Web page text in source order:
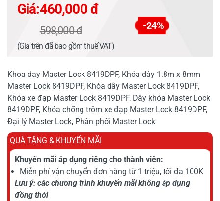
Giá:460,000 đ
598,000 đ -24%
(Giá trên đã bao gồm thuế VAT)
Khoa day Master Lock 8419DPF, Khóa dây 1.8m x 8mm
Master Lock 8419DPF, Khóa dây Master Lock 8419DPF,
Khóa xe đạp Master Lock 8419DPF, Dây khóa Master Lock
8419DPF, Khóa chống trộm xe đạp Master Lock 8419DPF,
Đại lý Master Lock, Phân phối Master Lock
QUÀ TẶNG & KHUYẾN MÃI
Khuyến mãi áp dụng riêng cho thành viên:
Miễn phí vận chuyển đơn hàng từ 1 triệu, tối đa 100K
Lưu ý: các chương trình khuyến mãi không áp dụng
đồng thời